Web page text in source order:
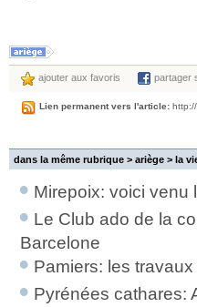
ajouter aux favoris partager
Lien permanent vers l'article:
dans la même rubrique > ariège > la
Mirepoix: voici venu
Le Club ado de la
Barcelone
Pamiers: les
Pyrénées cathares: